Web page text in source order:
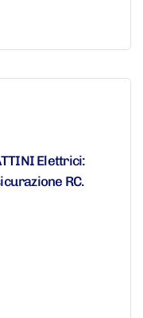
Elettrici:
RC.